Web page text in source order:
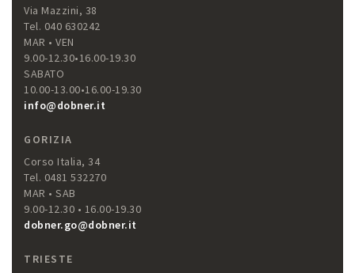
Via Mazzini, 38
Tel. 040 630242
MAR • VEN
9.00-12.30•16.00-19.30
SABATO
10.00-13.00•16.00-19.30
info@dobner.it
GORIZIA
Corso Italia, 34
Tel. 0481 532270
MAR • SAB
9.00-12.30 • 16.00-19.30
dobner.go@dobner.it
TRIESTE